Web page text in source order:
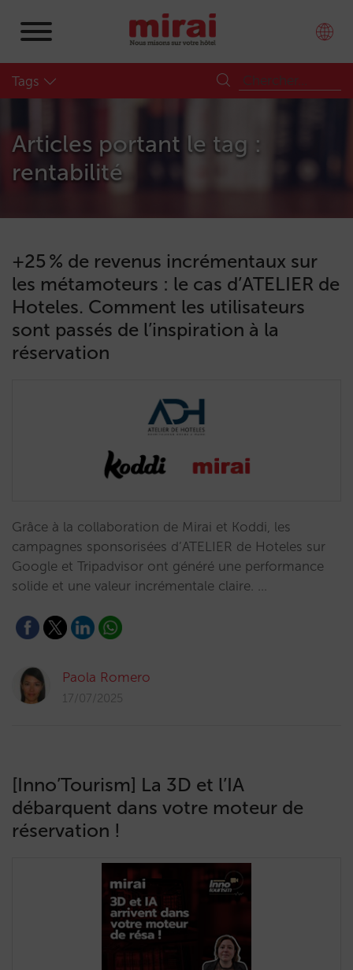
Tags
Articles portant le tag :
rentabilité
+25 % de revenus incrémentaux sur
les métamoteurs : le cas d’ATELIER de
Hoteles. Comment les utilisateurs
sont passés de l’inspiration à la
réservation
Grâce à la collaboration de Mirai et Koddi, les
campagnes sponsorisées d’ATELIER de Hoteles sur
Google et Tripadvisor ont généré une performance
solide et une valeur incrémentale claire. …
Paola Romero
17/07/2025
[Inno’Tourism] La 3D et l’IA
débarquent dans votre moteur de
réservation !